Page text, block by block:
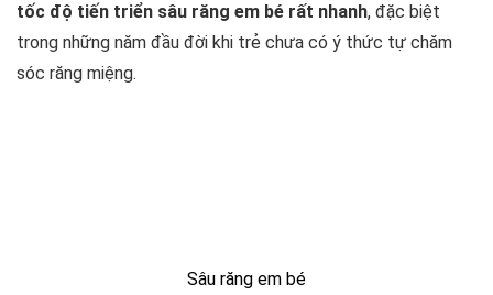
tốc độ tiến triển sâu răng em bé rất nhanh, đặc biệt
trong những năm đầu đời khi trẻ chưa có ý thức tự chăm
sóc răng miệng.
Sâu răng em bé